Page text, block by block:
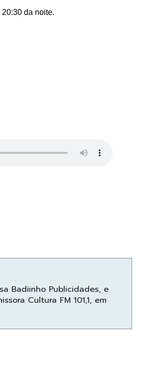
da noite.
Badiinho Publicidades, e
Cultura FM 101,1, em